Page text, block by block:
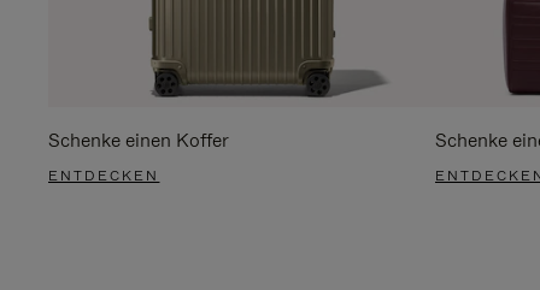
Schenke einen Koffer
ENTDECKEN
Schenke